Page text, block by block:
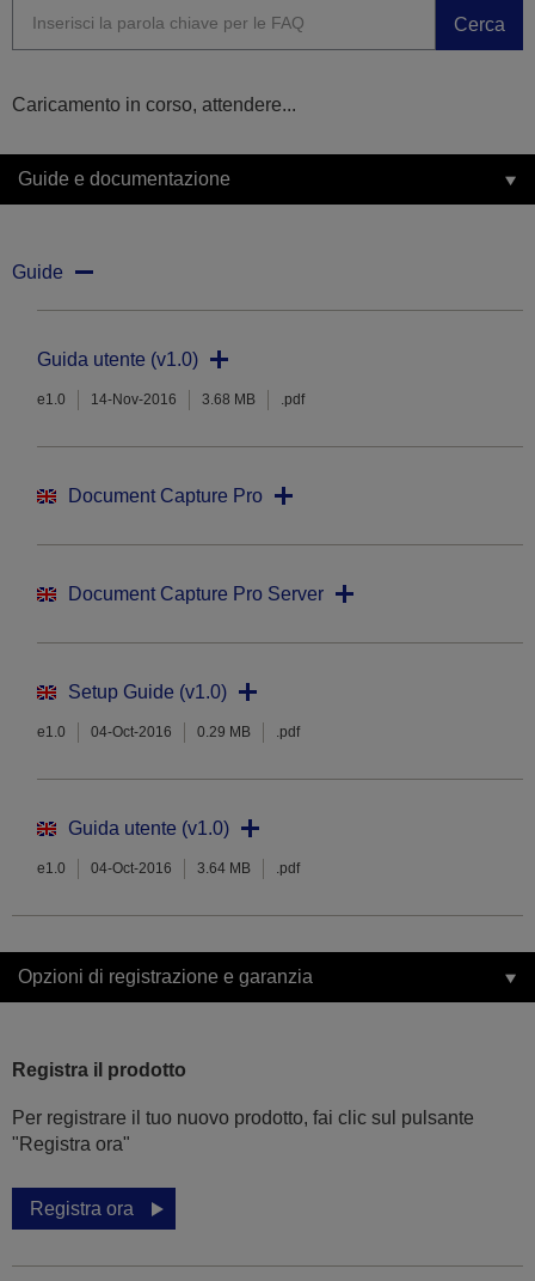
Cerca
Caricamento in corso, attendere...
Guide e documentazione
Guide
Guida utente (v1.0)
e1.0 14-Nov-2016 3.68 MB .pdf
Document Capture Pro
Document Capture Pro Server
Setup Guide (v1.0)
e1.0 04-Oct-2016 0.29 MB .pdf
Guida utente (v1.0)
e1.0 04-Oct-2016 3.64 MB .pdf
Opzioni di registrazione e garanzia
Registra il prodotto
Per registrare il tuo nuovo prodotto, fai clic sul pulsante
"Registra ora"
Registra ora